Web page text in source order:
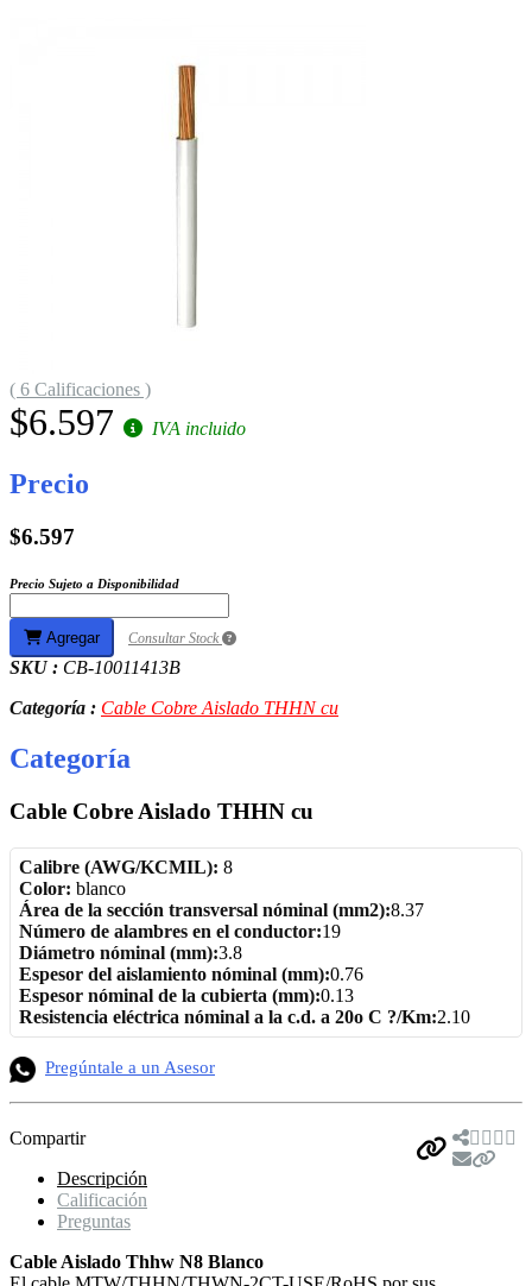
( 6 Calificaciones )
$6.597 IVA incluido
Precio
$6.597
Precio Sujeto a Disponibilidad
Agregar Consultar Stock
SKU : CB-10011413B
Categoría : Cable Cobre Aislado THHN cu
Categoría
Cable Cobre Aislado THHN cu
Calibre (AWG/KCMIL): 8
Color: blanco
Área de la sección transversal nóminal (mm2):8.37
Número de alambres en el conductor:19
Diámetro nóminal (mm):3.8
Espesor del aislamiento nóminal (mm):0.76
Espesor nóminal de la cubierta (mm):0.13
Resistencia eléctrica nóminal a la c.d. a 20o C ?/Km:2.10
Pregúntale a un Asesor
Compartir
Descripción
Calificación
Preguntas
Cable Aislado Thhw N8 Blanco